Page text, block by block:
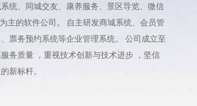
统、同城交友、康养服务、景区导览、微信
主的软件公司。 自主研发商城系统、会员管
票务预约系统等企业管理系统。 公司成立至
务质量 ，重视技术创新与技术进步 ，坚信
新标杆。